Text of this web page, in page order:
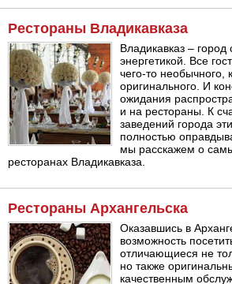
Рестораны Владикавказа
Владикавказ –
энергетикой. Все
чего-то необычного,
оригинального. И
ожидания
и на рестораны. К
заведений города
полностью
мы расскажем о
ресторанах Владикавказа.
Рестораны Архангельска
Оказавшись в
возможность
отличающиеся не
но также
качественным